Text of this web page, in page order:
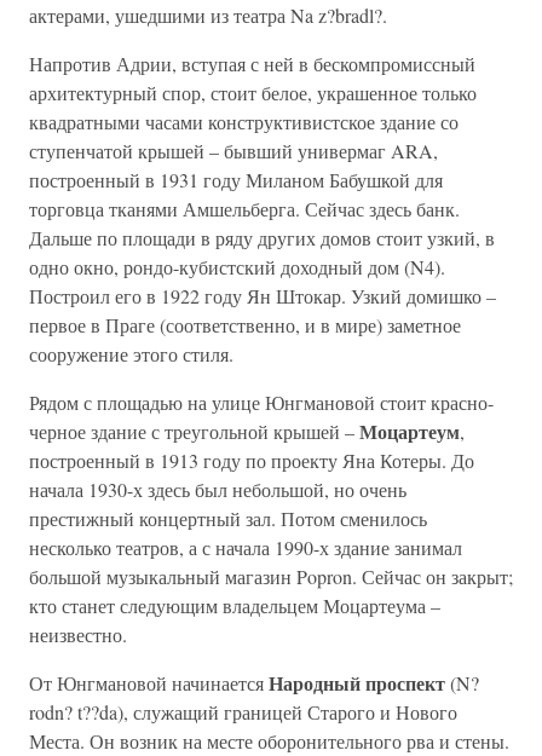
актерами, ушедшими из театра Na z?bradl?.
Напротив Адрии, вступая с ней в бескомпромиссный
архитектурный спор, стоит белое, украшенное только
квадратными часами конструктивистское здание со
ступенчатой крышей – бывший универмаг ARA,
построенный в 1931 году Миланом Бабушкой для
торговца тканями Амшельберга. Сейчас здесь банк.
Дальше по площади в ряду других домов стоит узкий, в
одно окно, рондо-кубистский доходный дом (N4).
Построил его в 1922 году Ян Штокар. Узкий домишко –
первое в Праге (соответственно, и в мире) заметное
сооружение этого стиля.
Рядом с площадью на улице Юнгмановой стоит красно-
черное здание с треугольной крышей –Моцартеум,
построенный в 1913 году по проекту Яна Котеры. До
начала 1930-х здесь был небольшой, но очень
престижный концертный зал. Потом сменилось
несколько театров, а с начала 1990-х здание занимал
большой музыкальный магазин Popron. Сейчас он закрыт;
кто станет следующим владельцем Моцартеума –
неизвестно.
От Юнгмановой начинаетсяНародный проспект(N?
rodn? t??da), служащий границей Старого и Нового
Места. Он возник на месте оборонительного рва и стены.